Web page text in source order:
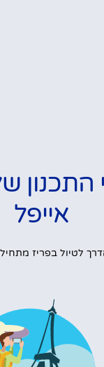
התכנון
אייפל
לטיול בפריז